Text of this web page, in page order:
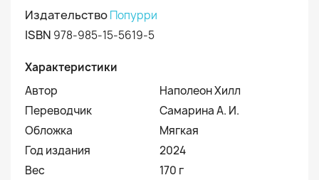
ИздательствоПопурри
ISBN 978-985-15-5619-5
Характеристики
Автор
Наполеон Хилл
Переводчик
Самарина А. И.
Обложка
Мягкая
Год издания
2024
Вес
170 г